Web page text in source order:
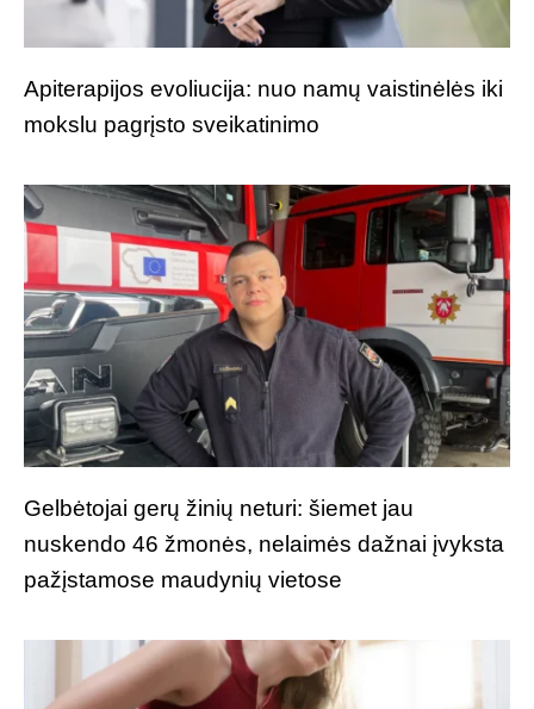
Apiterapijos evoliucija: nuo namų vaistinėlės iki
mokslu pagrįsto sveikatinimo
Gelbėtojai gerų žinių neturi: šiemet jau
nuskendo 46 žmonės, nelaimės dažnai įvyksta
pažįstamose maudynių vietose